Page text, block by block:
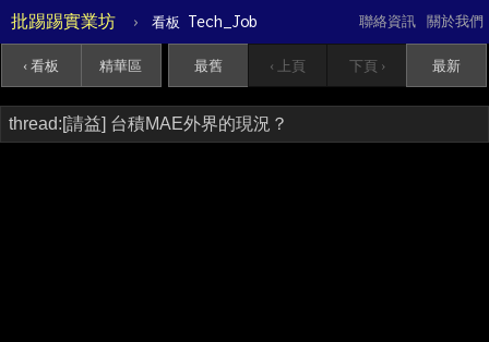
批踢踢實業坊 › 看板 Tech_Job 關於我們
聯絡資訊
‹ 看板 精華區 最舊 ‹ 上頁 下頁 › 最新